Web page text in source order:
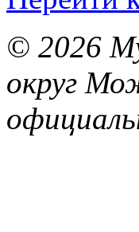
© 2026
округ